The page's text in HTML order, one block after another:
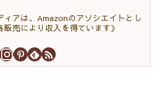
ィアは、Amazonのアソシエイトとし
販売により収入を得ています》